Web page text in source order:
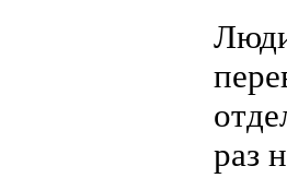
раз